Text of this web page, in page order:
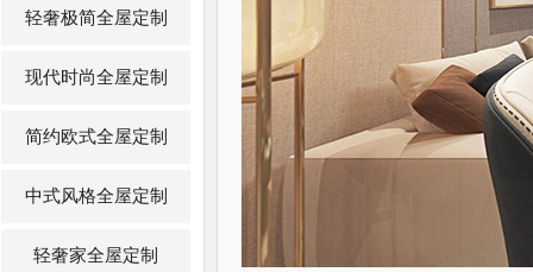
轻奢极简全屋定制
现代时尚全屋定制
简约欧式全屋定制
中式风格全屋定制
轻奢家全屋定制